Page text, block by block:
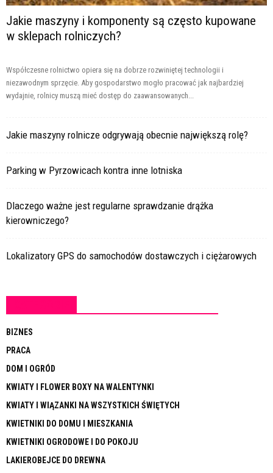
Jakie maszyny i komponenty są często kupowane
w sklepach rolniczych?
Współczesne rolnictwo opiera się na dobrze rozwiniętej technologii i
niezawodnym sprzęcie. Aby gospodarstwo mogło pracować jak najbardziej
wydajnie, rolnicy muszą mieć dostęp do zaawansowanych...
Jakie maszyny rolnicze odgrywają obecnie największą rolę?
Parking w Pyrzowicach kontra inne lotniska
Dlaczego ważne jest regularne sprawdzanie drążka
kierowniczego?
Lokalizatory GPS do samochodów dostawczych i ciężarowych
BIZNES
PRACA
DOM I OGRÓD
KWIATY I FLOWER BOXY NA WALENTYNKI
KWIATY I WIĄZANKI NA WSZYSTKICH ŚWIĘTYCH
KWIETNIKI DO DOMU I MIESZKANIA
KWIETNIKI OGRODOWE I DO POKOJU
LAKIEROBEJCE DO DREWNA